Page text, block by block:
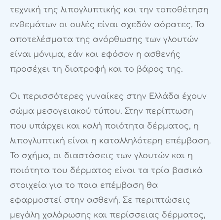
τεχνική της λιπογλυπτικής και την τοποθέτηση
ενθεμάτων οι ουλές είναι σχεδόν αόρατες. Τα
αποτελέσματα της ανόρθωσης των γλουτών
είναι μόνιμα, εάν και εφόσον η ασθενής
προσέχει τη διατροφή και το βάρος της.
Οι περισσότερες γυναίκες στην Ελλάδα έχουν
σώμα μεσογειακού τύπου. Στην περίπτωση
που υπάρχει και καλή ποιότητα δέρματος, η
λιπογλυπτική είναι η καταλληλότερη επέμβαση.
Το σχήμα, οι διαστάσεις των γλουτών και η
ποιότητα του δέρματος είναι τα τρία βασικά
στοιχεία για το ποια επέμβαση θα
εφαρμοστεί στην ασθενή. Σε περιπτώσεις
μεγάλη χαλάρωσης και περίσσειας δέρματος,